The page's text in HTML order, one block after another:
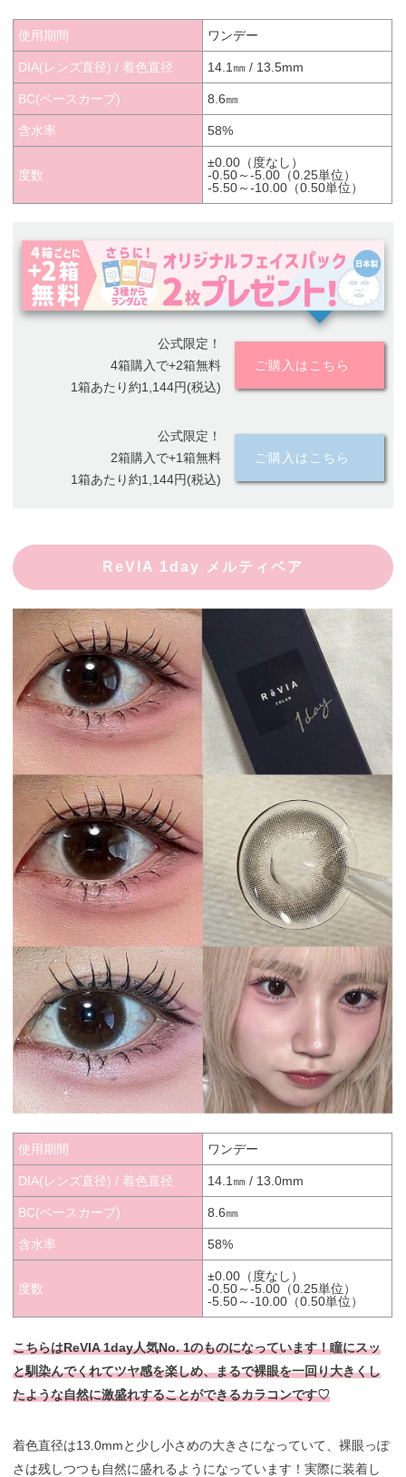
使用期間 ワンデー
DIA(レンズ直径) / 着色直径 14.1㎜ / 13.5mm
BC(ベースカーブ) 8.6㎜
含水率 58%
度数
±0.00（度なし）
-0.50～-5.00（0.25単位）
-5.50～-10.00（0.50単位）
公式限定！
4箱購入で+2箱無料
1箱あたり約1,144円(税込)
ご購入はこちら
公式限定！
2箱購入で+1箱無料
1箱あたり約1,144円(税込)
ご購入はこちら
ReVIA 1day メルティベア
使用期間 ワンデー
DIA(レンズ直径) / 着色直径 14.1㎜ / 13.0mm
BC(ベースカーブ) 8.6㎜
含水率 58%
度数
±0.00（度なし）
-0.50～-5.00（0.25単位）
-5.50～-10.00（0.50単位）
こちらはReVIA 1day人気No. 1のものになっています！瞳にスッ
と馴染んでくれてツヤ感を楽しめ、まるで裸眼を一回り大きくし
たような自然に激盛れすることができるカラコンです♡
着色直径は13.0mmと少し小さめの大きさになっていて、裸眼っぽ
さは残しつつも自然に盛れるようになっています！実際に装着し